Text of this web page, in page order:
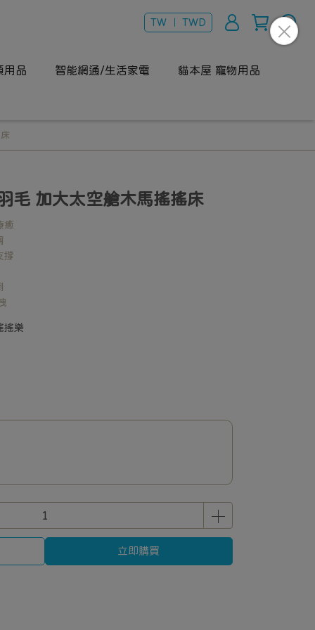
TW ｜ TWD
用品 智能網通/生活家電 貓本屋 寵物用品
毛 加大太空艙木馬搖搖床
癒
撐
搖樂
立即購買